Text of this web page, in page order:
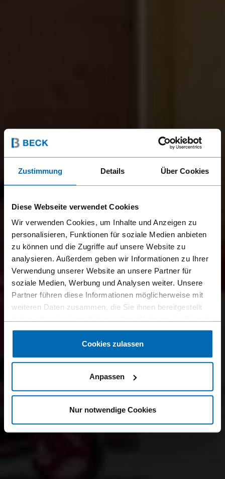
Zustimmung Details Über Cookies
Diese Webseite verwendet Cookies
Wir verwenden Cookies, um Inhalte und Anzeigen zu
personalisieren, Funktionen für soziale Medien anbieten
zu können und die Zugriffe auf unsere Website zu
analysieren. Außerdem geben wir Informationen zu Ihrer
Verwendung unserer Website an unsere Partner für
soziale Medien, Werbung und Analysen weiter. Unsere
Partner führen diese Informationen möglicherweise mit
weiteren Daten zusammen, die Sie ihnen bereitgestellt
gesammelt haben.
Cookies zulassen
Anpassen
Nur notwendige Cookies